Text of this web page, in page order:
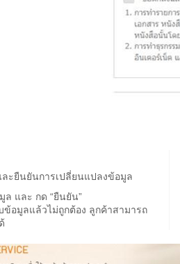
ะยืนยันการเปลี่ยนแปลงข้อมูล
ล และ กด “ยืนยัน”
ข้อมูลแล้วไม่ถูกต้อง ลูกค้าสามารถ